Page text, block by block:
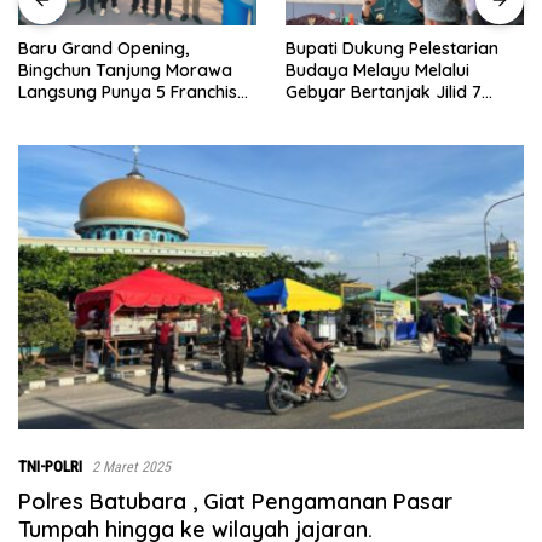
Bupati Dukung Pelestarian
Budaya Melayu Melalui
Gebyar Bertanjak Jilid 7
Sebelumnya Berlantaikan
Tanah Beralaskan Tikar,
Ibu Paijem Nikmati Lantai
TNI-POLRI 2 Maret 2025
Polres Batubara , Giat Pengamanan Pasar
Tumpah hingga ke wilayah jajaran.